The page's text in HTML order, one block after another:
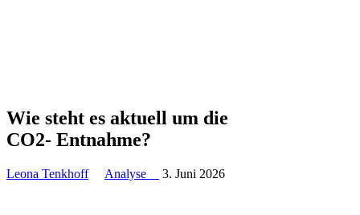
Wie steht es aktuell um die
CO2- Entnahme?
Leona Tenkhoff Analyse 3. Juni 2026